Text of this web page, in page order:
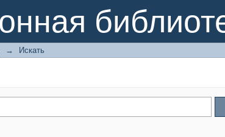
→ Искать